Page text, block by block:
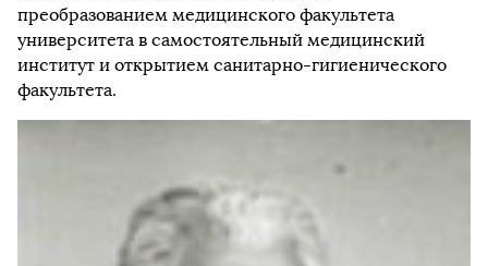
преобразованием медицинского факультета
университета в самостоятельный медицинский
институт и открытием санитарно-гигиенического
факультета.